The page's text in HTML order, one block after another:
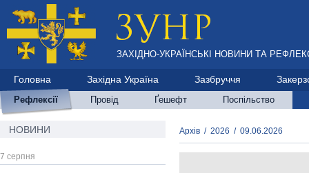
ЗАХІДНО-УКРАЇНСЬКІ НОВИНИ ТА
Головна Західна Україна Зазбруччя
Рефлексії Провід Ґешефт Поспільство
НОВИНИ
7 серпня
Архів / 2026 / 09.06.2026